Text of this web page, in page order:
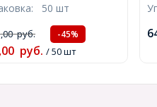
Золото, 10х6мм,
0.8мм, (УТ100007592)
50 шт
руб. -45%
руб. / 50 шт